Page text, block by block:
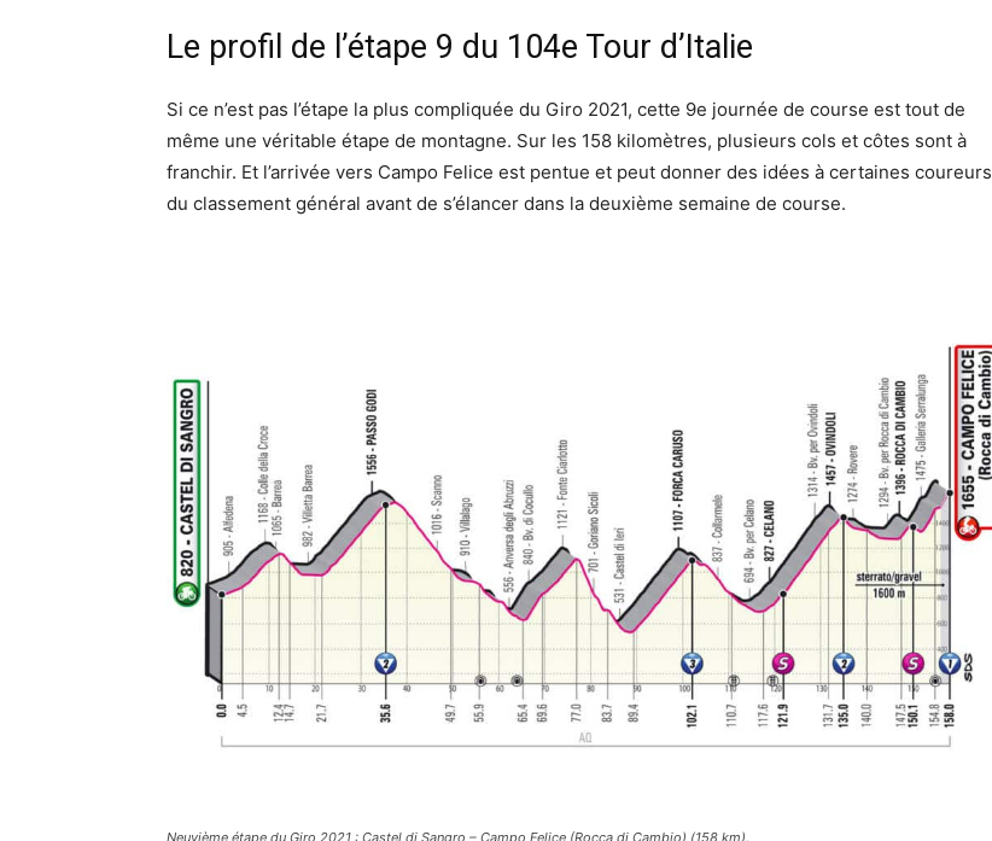
Le profil de l’étape 9 du 104e Tour d’Italie
Si ce n’est pas l’étape la plus compliquée du Giro 2021, cette 9e journée de course est tout de
même une véritable étape de montagne. Sur les 158 kilomètres, plusieurs cols et côtes sont à
franchir. Et l’arrivée vers Campo Felice est pentue et peut donner des idées à certaines coureurs
du classement général avant de s’élancer dans la deuxième semaine de course.
Neuvième étape du Giro 2021 : Castel di Sangro – Campo Felice (Rocca di Cambio) (158 km).